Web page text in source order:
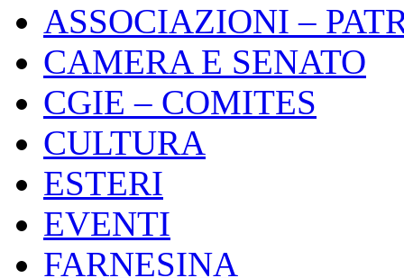
ASSOCIAZIONI –
CAMERA E SENATO
CGIE – COMITES
CULTURA
ESTERI
EVENTI
FARNESINA